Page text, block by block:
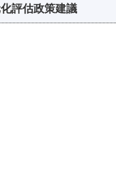
評估政策建議